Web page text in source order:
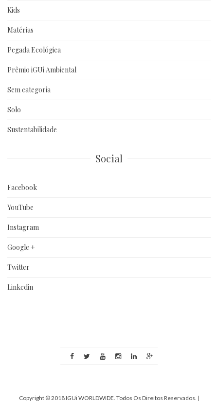
Kids
Matérias
Pegada Ecológica
Prêmio iGUi Ambiental
Sem categoria
Solo
Sustentabilidade
Social
Facebook
YouTube
Instagram
Google +
Twitter
Linkedin
Copyright © 2018 IGUi WORLDWIDE. Todos Os Direitos Reservados. |